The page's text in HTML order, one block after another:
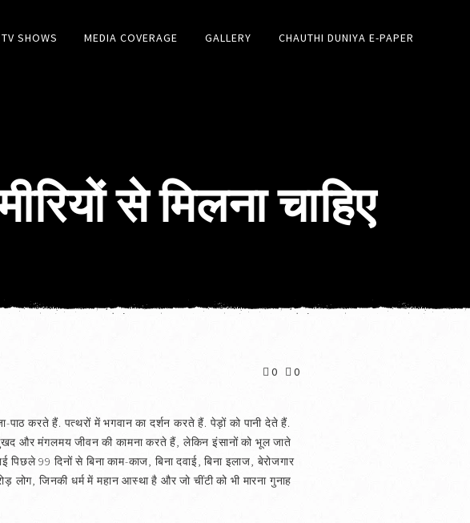
SHOWS MEDIA COVERAGE GALLERY CHAUTHI DUNIYA E-PAPER
से मिलना चाहिए
0 0
करते हैं. पत्थरों में भगवान का दर्शन करते हैं. पेड़ों को पानी देते हैं.
और मंगलमय जीवन की कामना करते हैं, लेकिन इंसानों को भूल जाते
99 दिनों से बिना काम-काज, बिना दवाई, बिना इलाज, बेरोजगार
जिनकी धर्म में महान आस्था है और जो चींटी को भी मारना गुनाह